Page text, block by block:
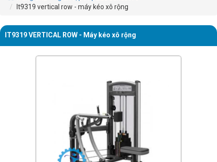
It9319 vertical row - máy kéo xô rộng
IT9319 VERTICAL ROW - Máy kéo xô rộng